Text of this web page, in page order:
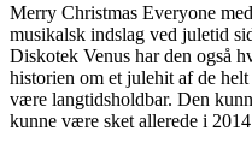
Merry Christmas Everyone
musikalsk indslag ved juletid
Diskotek Venus har den også
historien om et julehit af de
være langtidsholdbar. Den
kunne være sket allerede i